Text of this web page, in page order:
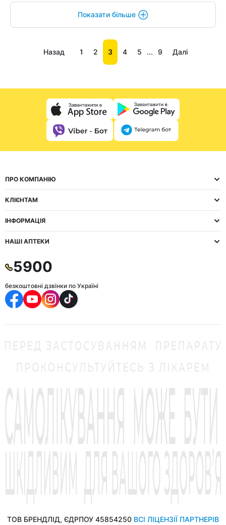
Показати більше
Назад 1 2 3 4 5 ... 9 Далі
ПРО КОМПАНІЮ
КЛІЄНТАМ
ІНФОРМАЦІЯ
НАШІ АПТЕКИ
5900
безкоштовні дзвінки по Україні
ТОВ БРЕНДЛІД, ЄДРПОУ 45854250 ВСІ ЛІЦЕНЗІЇ ПАРТНЕРІВ